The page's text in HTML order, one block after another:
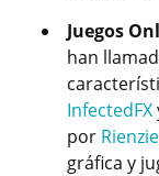
Juegos
han
InfectedFX
por Rienzie
gráfica y